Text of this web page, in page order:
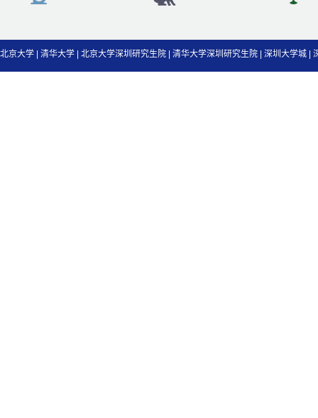
北京大学 清华大学 北京大学深圳研究生院 清华大学深圳研究生院 深圳大学城